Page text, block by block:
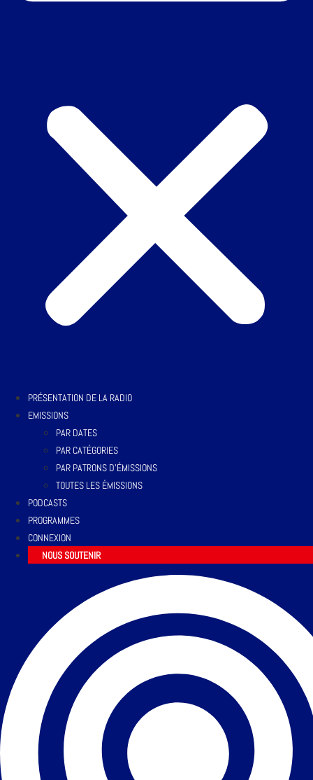
PRÉSENTATION DE LA RADIO
EMISSIONS
PAR DATES
PAR CATÉGORIES
PAR PATRONS D’ÉMISSIONS
TOUTES LES ÉMISSIONS
PODCASTS
PROGRAMMES
CONNEXION
NOUS SOUTENIR